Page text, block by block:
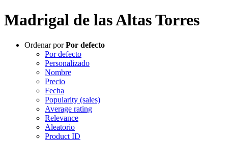
Madrigal de las Altas Torres
Ordenar porPor defecto
Por defecto
Personalizado
Nombre
Precio
Fecha
Popularity (sales)
Average rating
Relevance
Aleatorio
Product ID